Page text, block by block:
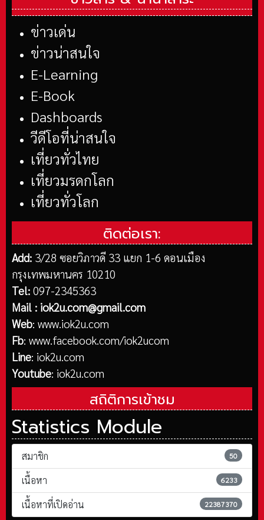
ข่าวเด่น
ข่าวน่าสนใจ
E-Learning
E-Book
Dashboards
วีดีโอที่น่าสนใจ
เที่ยวทั่วไทย
เที่ยวมรดกโลก
เที่ยวทั่วโลก
ติดต่อเรา:
Add: 3/28 ซอยวิภาวดี 33 แยก 1-6 ดอนเมือง
กรุงเทพมหานคร 10210
Tel: 097-2345363
Mail : iok2u.com@gmail.com
Web: www.iok2u.com
Fb: www.facebook.com/iok2ucom
Line: iok2u.com
Youtube: iok2u.com
สถิติการเข้าชม
Statistics Module
สมาชิก 50
เนื้อหา 6233
เนื้อหาที่เปิดอ่าน 22387370